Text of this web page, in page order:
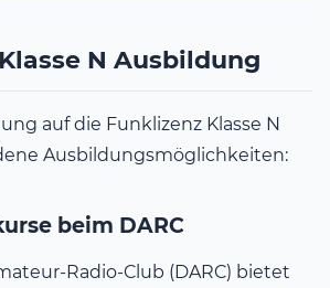
N Ausbildung
auf die Funklizenz Klasse N
Ausbildungsmöglichkeiten:
beim DARC
Radio-Club (DARC) bietet